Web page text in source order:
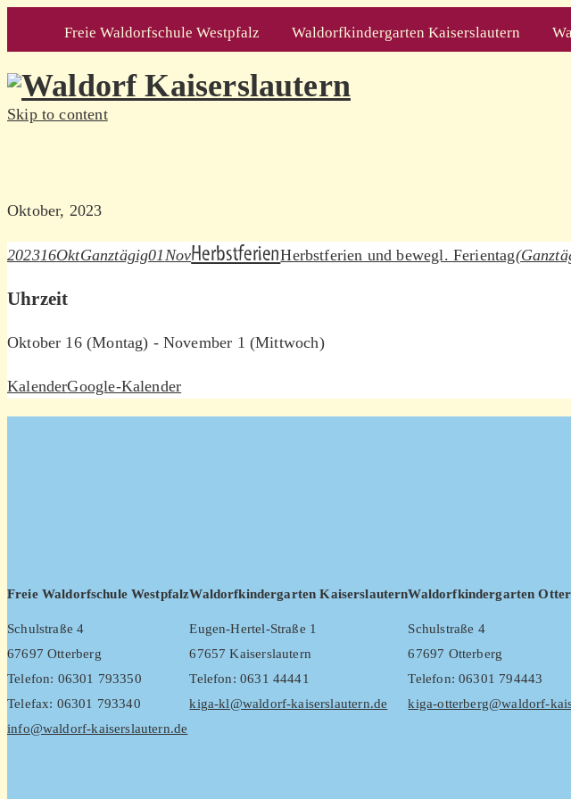
Freie Waldorfschule Westpfalz Waldorfkindergarten Kaiserslautern
Skip to content
Oktober, 2023
202316OktGanztägig01 NovHerbstferienHerbstferien und bewegl. Ferientag
Uhrzeit
Oktober 16 (Montag) - November 1 (Mittwoch)
KalenderGoogle-Kalender
Freie Waldorfschule Westpfalz
Schulstraße 4
67697 Otterberg
Telefon: 06301 793350
Telefax: 06301 793340
info@waldorf-kaiserslautern.de
Waldorfkindergarten Kaiserslautern
Eugen-Hertel-Straße 1
67657 Kaiserslautern
Telefon: 0631 44441
kiga-kl@waldorf-kaiserslautern.de
Waldorfkindergarten
Schulstraße 4
67697 Otterberg
Telefon: 06301 794443
kiga-otterberg@waldorf-